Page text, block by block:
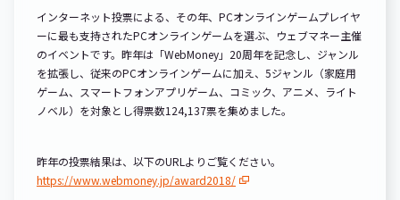
インターネット投票による、その年、PCオンラインゲームプレイヤ
ーに最も支持されたPCオンラインゲームを選ぶ、ウェブマネー主催
のイベントです。昨年は「WebMoney」20周年を記念し、ジャンル
を拡張し、従来のPCオンラインゲームに加え、5ジャンル（家庭用
ゲーム、スマートフォンアプリゲーム、コミック、アニメ、ライト
ノベル）を対象とし得票数124,137票を集めました。
昨年の投票結果は、以下のURLよりご覧ください。
https://www.webmoney.jp/award2018/